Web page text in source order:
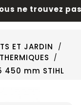
ne trouvez
ET JARDIN
450 mm STIHL